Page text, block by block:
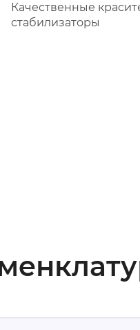
Качественные
стабилизаторы